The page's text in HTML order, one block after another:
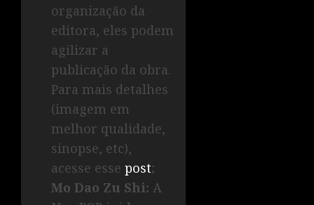
organização da
editora, eles podem
agilizar a
publicação da obra.
Para mais detalhes
(imagem em
melhor qualidade,
sinopse, etc),
acesse esse post;
Mo Dao Zu Shi: A